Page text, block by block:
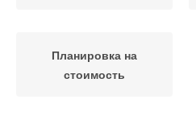
Планировка на
стоимость